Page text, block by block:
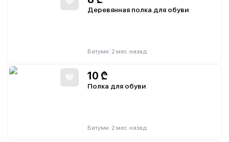
Деревянная полка для обуви
Батуми 2 мес. назад
10 ₾
Полка для обуви
Батуми 2 мес. назад